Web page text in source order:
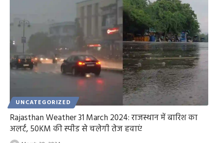
UNCATEGORIZED
Rajasthan Weather 31 March 2024: राजस्थान में बारिश का
अलर्ट, 50KM की स्पीड से चलेगी तेज हवाएं